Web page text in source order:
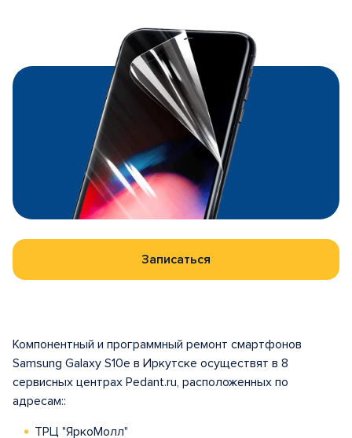
Записаться
Компонентный и программный ремонт смартфонов
Samsung Galaxy S10e в Иркутске осуществят в 8
сервисных центрах Pedant.ru, расположенных по
адресам::
ТРЦ "ЯркоМолл"